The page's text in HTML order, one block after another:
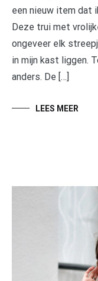
een nieuw item dat
Deze trui met
ongeveer elk
in mijn kast liggen.
anders. De […]
LEES MEER